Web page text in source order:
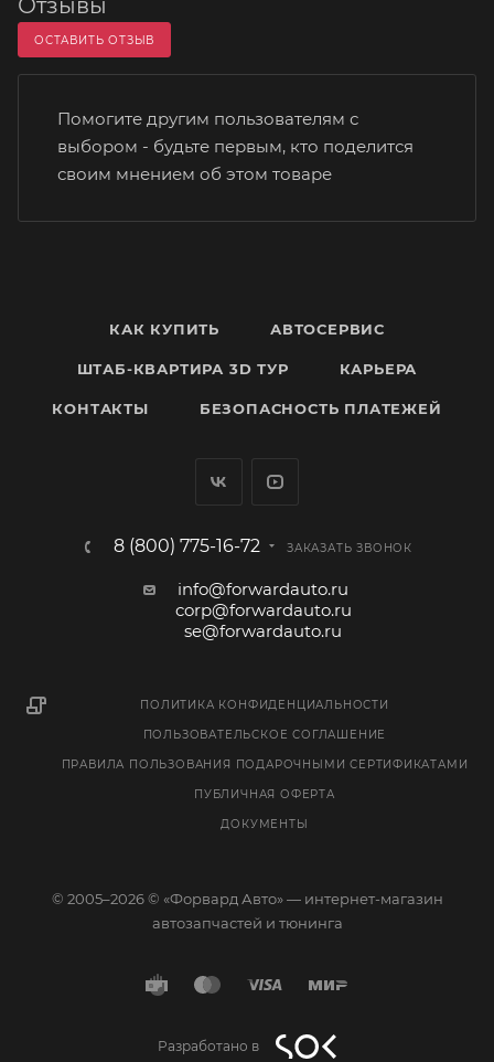
Отзывы
ОСТАВИТЬ ОТЗЫВ
Помогите другим пользователям с
выбором - будьте первым, кто поделится
своим мнением об этом товаре
КАК КУПИТЬ АВТОСЕРВИС
ШТАБ-КВАРТИРА 3D ТУР КАРЬЕРА
КОНТАКТЫ БЕЗОПАСНОСТЬ ПЛАТЕЖЕЙ
8 (800) 775-16-72 ЗАКАЗАТЬ ЗВОНОК
info@forwardauto.ru
corp@forwardauto.ru
se@forwardauto.ru
ПОЛИТИКА КОНФИДЕНЦИАЛЬНОСТИ
ПОЛЬЗОВАТЕЛЬСКОЕ СОГЛАШЕНИЕ
ПРАВИЛА ПОЛЬЗОВАНИЯ ПОДАРОЧНЫМИ СЕРТИФИКАТАМИ
ПУБЛИЧНАЯ ОФЕРТА
ДОКУМЕНТЫ
© 2005–2026 © «Форвард Авто» — интернет-магазин
автозапчастей и тюнинга
Разработано в